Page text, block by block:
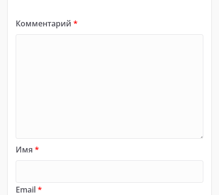
Комментарий *
Имя *
Email*